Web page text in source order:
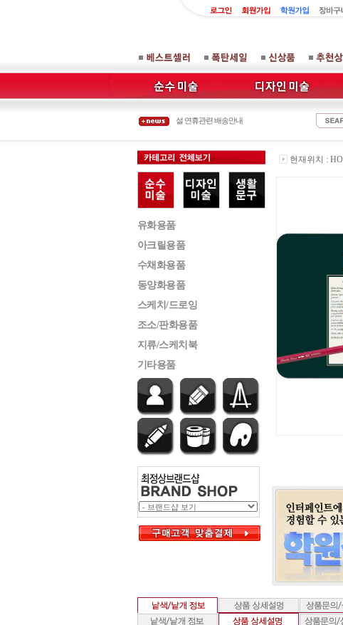
설연휴 배송안내
신정 배송사 물량폭주로 배송지연안내
오프라인 매장 이전 안내
유화용품
아크릴용품
수채화용품
동양화용품
스케치/드로잉
조소/판화용품
지류/스케치북
기타용품
현재위치 :